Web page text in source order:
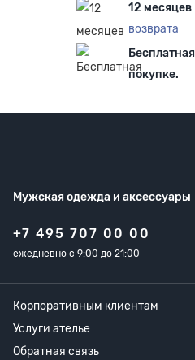
12 месяцев
возврата
Бесплатная
покупке.
Мужская одежда и аксессуары
+7 495 707 00 00
ежедневно с 9:00 до 21:00
Корпоративным клиентам
Услуги ателье
Обратная связь